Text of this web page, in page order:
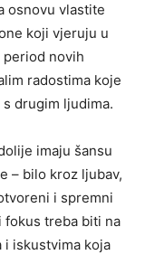
osnovu vlastite
koji vjeruju u
novih
radostima koje
drugim ljudima.
imaju šansu
– bilo kroz ljubav,
i spremni
fokus treba biti na
i iskustvima koja